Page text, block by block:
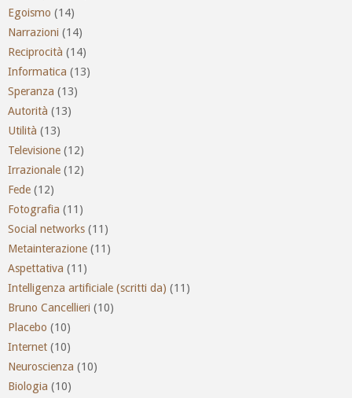
Egoismo (14)
Narrazioni (14)
Reciprocità (14)
Informatica (13)
Speranza (13)
Autorità (13)
Utilità (13)
Televisione (12)
Irrazionale (12)
Fede (12)
Fotografia (11)
Social networks (11)
Metainterazione (11)
Aspettativa (11)
Intelligenza artificiale (scritti da) (11)
Bruno Cancellieri (10)
Placebo (10)
Internet (10)
Neuroscienza (10)
Biologia (10)